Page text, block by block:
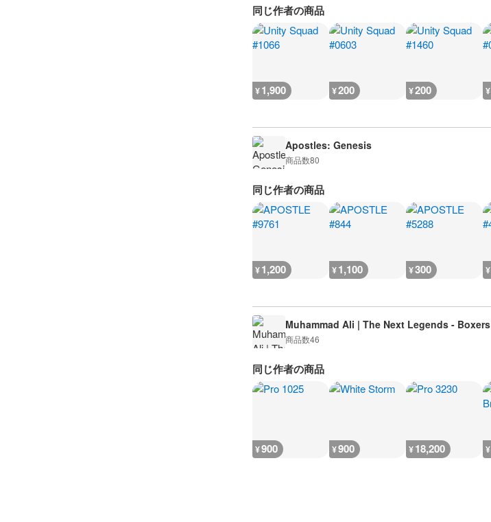
同じ作者の商品
¥1,900 ¥200 ¥200 ¥
Apostles: Genesis
商品数80
同じ作者の商品
¥1,200 ¥1,100 ¥300 ¥
Muhammad Ali | The Next Legends - Boxers
商品数46
同じ作者の商品
¥900 ¥900 ¥18,200 ¥